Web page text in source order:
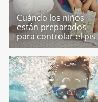
Cuándo los niños
están preparados
para controlar el pis